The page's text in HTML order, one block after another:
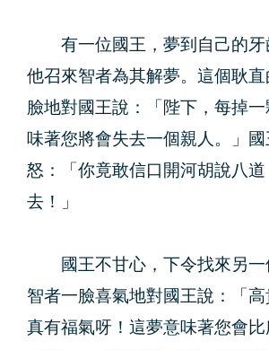
有一位國王，夢到自己的牙
他召來智者為其解夢。這個耿
臉地對國王說：「陛下，每掉
味著您將會失去一個親人。」
怒：「你竟敢信口開河胡說八道
去！」
國王不甘心，下令找來另一
智者一臉喜氣地對國王說：「
真有福氣呀！這夢意味著您會